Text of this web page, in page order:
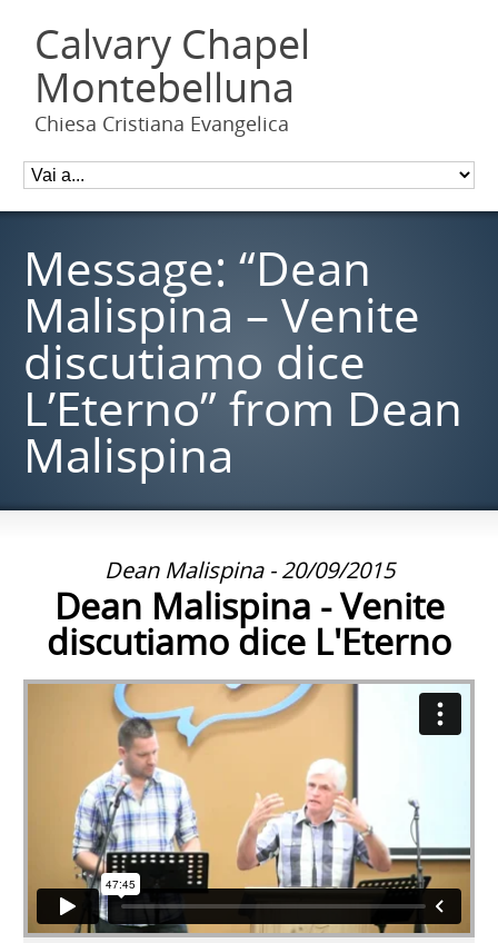
Calvary Chapel
Montebelluna
Chiesa Cristiana Evangelica
Message: “Dean
Malispina – Venite
discutiamo dice
L’Eterno” from Dean
Malispina
Dean Malispina - 20/09/2015
Dean Malispina - Venite
discutiamo dice L'Eterno